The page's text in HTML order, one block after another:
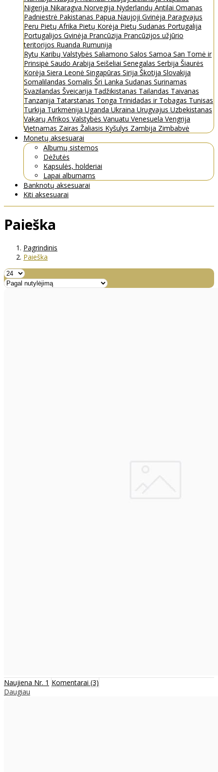
Nigerija Nikaragva Norvegija Nyderlandų Antilai Omanas
Padniestrė Pakistanas Papua Naujoji Gvinėja Paragvajus
Peru Pietų Afrika Pietų Korėja Pietų Sudanas Portugalija
Portugalijos Gvinėja Prancūzija Prancūzijos užjūrio
teritorijos Ruanda Rumunija
Rytų Karibų Valstybės Saliamono Salos Samoa San Tomė ir
Prinsipė Saudo Arabija Seišeliai Senegalas Serbija Šiaurės
Korėja Siera Leonė Singapūras Sirija Škotija Slovakija
Somalilandas Somalis Šri Lanka Sudanas Surinamas
Svazilandas Šveicarija Tadžikistanas Tailandas Taivanas
Tanzanija Tatarstanas Tonga Trinidadas ir Tobagas Tunisas
Turkija Turkmėnija Uganda Ukraina Urugvajus Uzbekistanas
Vakarų Afrikos Valstybės Vanuatu Venesuela Vengrija
Vietnamas Zairas Žaliasis Kyšulys Zambija Zimbabvė
Monetų aksesuarai
Albumų sistemos
Dėžutės
Kapsulės, holderiai
Lapai albumams
Banknotų aksesuarai
Kiti aksesuarai
Paieška
Pagrindinis
Paieška
Naujiena Nr. 1 Komentarai (3)
Daugiau